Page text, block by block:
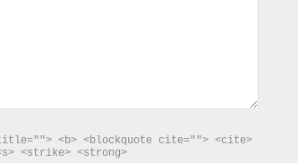
<b> <blockquote cite=""> <cite>
<strike> <strong>